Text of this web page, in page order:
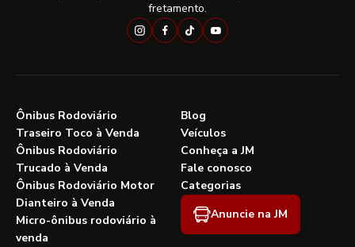
fretamento.
Ônibus Rodoviário
Traseiro Toco à Venda
Ônibus Rodoviário
Trucado à Venda
Ônibus Rodoviário Motor
Dianteiro à Venda
Micro-ônibus rodoviário à
venda
Blog
Veículos
Conheça a JM
Fale conosco
Categorias
Anuncie na JM